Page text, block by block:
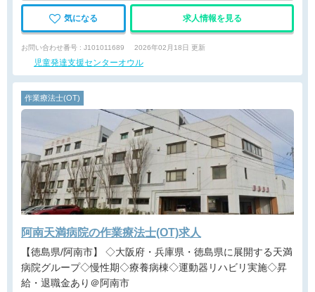
気になる 求人情報を見る
お問い合わせ番号 : J101011689 2026年02月18日 更新
児童発達支援センターオウル
作業療法士(OT)
阿南天満病院の作業療法士(OT)求人
【徳島県/阿南市】 ◇大阪府・兵庫県・徳島県に展開する天満
病院グループ◇慢性期◇療養病棟◇運動器リハビリ実施◇昇
給・退職金あり＠阿南市